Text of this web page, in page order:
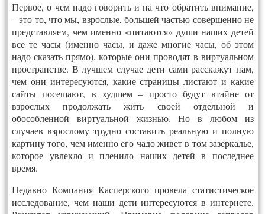
Первое, о чем надо говорить и на что обратить внимание,
– это то, что мы, взрослые, большей частью совершенно не
представляем, чем именно «питаются» души наших детей
все те часы (именно часы, и даже многие часы, об этом
надо сказать прямо), которые они проводят в виртуальном
пространстве. В лучшем случае дети сами расскажут нам,
чем они интересуются, какие страницы листают и какие
сайты посещают, в худшем – просто будут втайне от
взрослых продолжать жить своей отдельной и
обособленной виртуальной жизнью. Но в любом из
случаев взрослому трудно составить реальную и полную
картину того, чем именно его чадо живет в том зазеркалье,
которое увлекло и пленило наших детей в последнее
время.
Недавно Компания Касперского провела статистическое
исследование, чем наши дети интересуются в интернете.